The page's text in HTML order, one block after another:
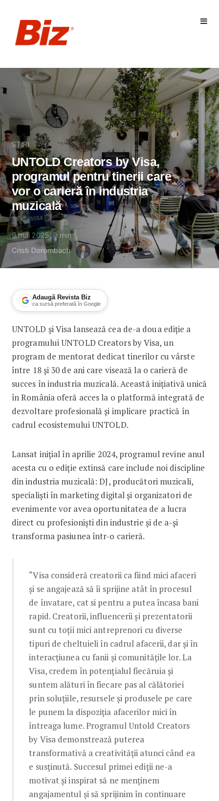
STIRI
UNTOLD Creators by Visa,
programul pentru tinerii care
vor o carieră în industria
muzicală
9 mai 2025 3 min
Cristi Dorombach
Adaugă Revista Biz
ca sursă preferată în Google
UNTOLD Creators by Visa,
UNTOLD și Visa lansează cea de-a doua ediție a
programului UNTOLD Creators by Visa, un
program de mentorat dedicat tinerilor cu vârste
între 18 și 30 de ani care visează la o carieră de
succes în industria muzicală. Această inițiativă unică
în România oferă acces la o platformă integrată de
dezvoltare profesională și implicare practică în
cadrul ecosistemului UNTOLD.
Lansat inițial în aprilie 2024, programul revine anul
acesta cu o ediție extinsă care include noi discipline
din industria muzicală: DJ, producători muzicali,
specialiști în marketing digital și organizatori de
evenimente vor avea oportunitatea de a lucra
direct cu profesioniști din industrie și de a-și
transforma pasiunea într-o carieră.
“Visa consideră creatorii ca fiind mici afaceri
și se angajează să îi sprijine atât în procesul
de învatare, cat si pentru a putea încasa bani
rapid. Creatorii, influencerii și prezentatorii
sunt cu toții mici antreprenori cu diverse
tipuri de cheltuieli în cadrul afacerii, dar şi în
interacţiunea cu fanii și comunitățile lor. La
Visa, credem în potențialul fiecăruia și
suntem alături în fiecare pas al călătoriei
prin soluţiile, resursele și produsele pe care
le punem la dispoziţia afacerilor mici în
întreaga lume. Programul Untold Creators
by Visa demonstrează puterea
transformativă a creativității atunci când ea
e susținută. Succesul primei ediții ne-a
motivat și inspirat să ne menținem
angajamentul și să sprijinim în continuare